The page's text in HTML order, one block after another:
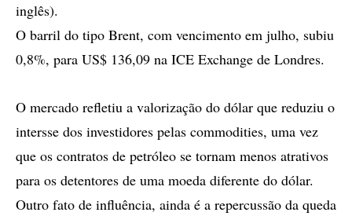
inglês).
O barril do tipo Brent, com vencimento em julho, subiu
0,8%, para US$ 136,09 na ICE Exchange de Londres.
O mercado refletiu a valorização do dólar que reduziu o
intersse dos investidores pelas commodities, uma vez
que os contratos de petróleo se tornam menos atrativos
para os detentores de uma moeda diferente do dólar.
Outro fato de influência, ainda é a repercussão da queda